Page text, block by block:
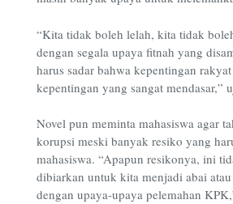
“Kita tidak boleh lelah, kita tidak
dengan segala upaya fitnah yang
harus sadar bahwa kepentingan
kepentingan yang sangat mendasar,”
Novel pun meminta mahasiswa agar
korupsi meski banyak resiko yang
mahasiswa. “Apapun resikonya, ini
dibiarkan untuk kita menjadi abai
dengan upaya-upaya pelemahan